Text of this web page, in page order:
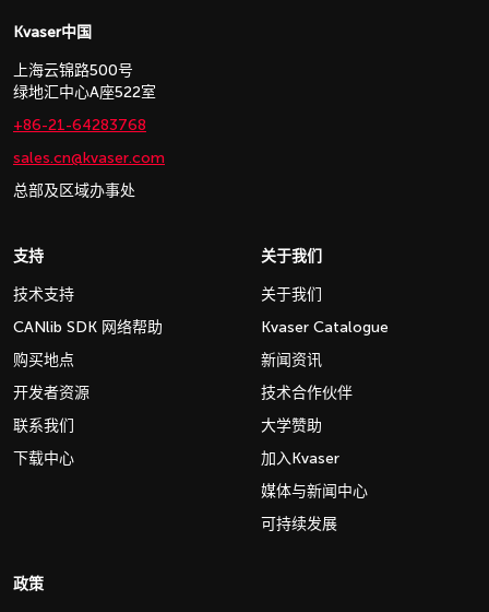
Kvaser中国
上海云锦路500号
绿地汇中心A座522室
+86-21-64283768
sales.cn@kvaser.com
总部及区域办事处
支持
技术支持
CANlib SDK 网络帮助
购买地点
开发者资源
联系我们
下载中心
关于我们
关于我们
Kvaser Catalogue
新闻资讯
技术合作伙伴
大学赞助
加入Kvaser
媒体与新闻中心
可持续发展
政策